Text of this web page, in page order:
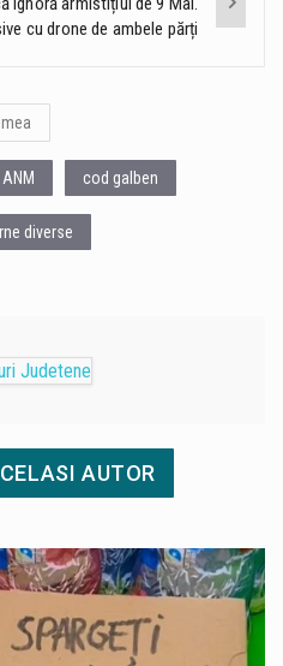
cu drone de ambele părți
ANM cod galben
diverse
AUTOR